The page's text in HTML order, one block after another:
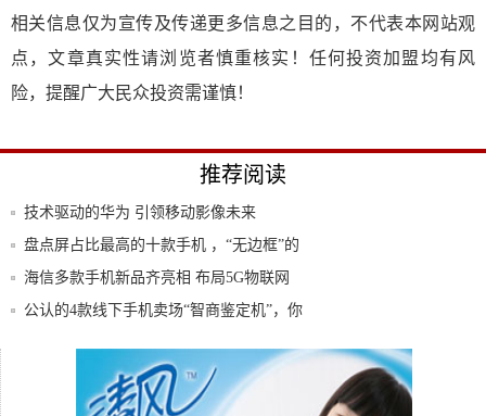
相关信息仅为宣传及传递更多信息之目的，不代表本网站观
点，文章真实性请浏览者慎重核实！任何投资加盟均有风
险，提醒广大民众投资需谨慎！
推荐阅读
技术驱动的华为 引领移动影像未来
盘点屏占比最高的十款手机 ，“无边框”的
典范
海信多款手机新品齐亮相 布局5G物联网
公认的4款线下手机卖场“智商鉴定机”，你
三星S8手机几乎完美 什么都好就有一点蛋